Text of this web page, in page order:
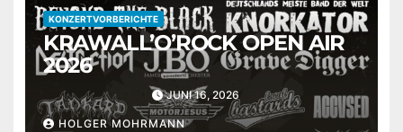
KONZERTVORBERICHTE
KRAWALL’O’ROCK OPEN AIR
2026
JUNI 16, 2026
HOLGER MOHRMANN